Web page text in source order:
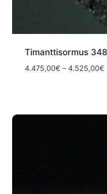
Timanttisormus
4.475,00€ – 4.525,00€